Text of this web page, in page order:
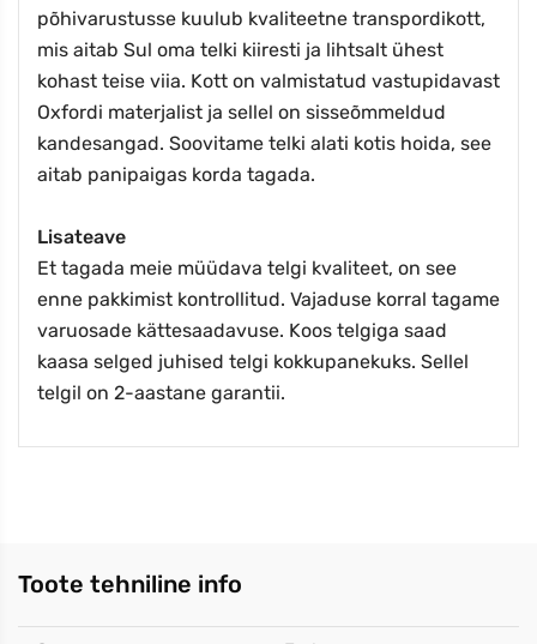
põhivarustusse kuulub kvaliteetne transpordikott,
mis aitab Sul oma telki kiiresti ja lihtsalt ühest
kohast teise viia. Kott on valmistatud vastupidavast
Oxfordi materjalist ja sellel on sisseõmmeldud
kandesangad. Soovitame telki alati kotis hoida, see
aitab panipaigas korda tagada.
Lisateave
Et tagada meie müüdava telgi kvaliteet, on see
enne pakkimist kontrollitud. Vajaduse korral tagame
varuosade kättesaadavuse. Koos telgiga saad
kaasa selged juhised telgi kokkupanekuks. Sellel
telgil on 2-aastane garantii.
Toote tehniline info